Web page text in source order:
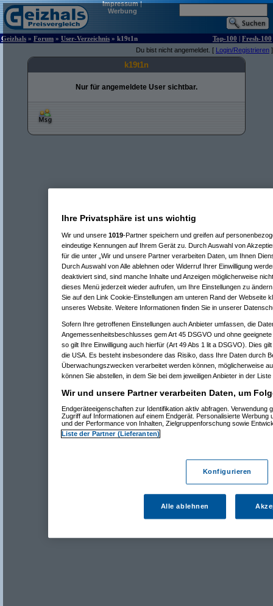
Impressum|
Werbung
Geizhals » Forum » User-Verzeichnis » k19t1n Top-100 | Fresh-100
Du bist nicht angemeldet. [ Login/Registrieren ]
k19t1n
Nur für angemeldete User sichtbar.
Ihre Privatsphäre ist uns wichtig
Wir und unsere 1019-Partner speichern und greifen auf
eindeutige Kennungen auf Ihrem Gerät zu. Durch Auswahl von
für die unter „Wir und unsere Partner verarbeiten Daten, um Ihnen
Durch Auswahl von Alle ablehnen oder Widerruf Ihrer Einwilligung
deaktiviert sind, sind manche Inhalte und Anzeigen möglicherweise
dieses Menü jederzeit wieder aufrufen, um Ihre Einstellungen zu
Sie auf den Link Cookie-Einstellungen am unteren Rand der Webseite
unseres Website. Weitere Informationen finden Sie in unserer
Sofern Ihre getroffenen Einstellungen auch Anbieter umfassen, die
Angemessenheitsbeschlusses gem Art 45 DSGVO und ohne
so gilt Ihre Einwilligung auch hierfür (Art 49 Abs 1 lit a DSGVO). Dies
die USA. Es besteht insbesondere das Risiko, dass Ihre Daten durch
Überwachungszwecken verarbeitet werden können, möglicherweise
können Sie abstellen, in dem Sie bei dem jeweiligen Anbieter in der
Wir und unsere Partner verarbeiten Daten, um
Endgeräteeigenschaften zur Identifikation aktiv abfragen. Verwendung
Zugriff auf Informationen auf einem Endgerät. Personalisierte Werbung
und der Performance von Inhalten, Zielgruppenforschung sowie
Liste der Partner (Lieferanten)
Konfigurieren
Alle ablehnen